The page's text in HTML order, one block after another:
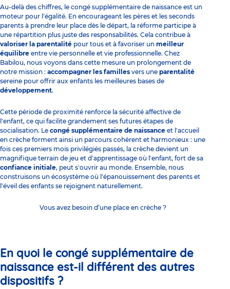
Au-delà des chiffres, le congé supplémentaire de naissance est un
moteur pour l'égalité. En encourageant les pères et les seconds
parents à prendre leur place dès le départ, la réforme participe à
une répartition plus juste des responsabilités. Cela contribue à
valoriser la parentalité pour tous et à favoriser un meilleur
équilibre entre vie personnelle et vie professionnelle. Chez
Babilou, nous voyons dans cette mesure un prolongement de
notre mission : accompagner les familles vers une parentalité
sereine pour offrir aux enfants les meilleures bases de
développement.
Cette période de proximité renforce la sécurité affective de
l'enfant, ce qui facilite grandement ses futures étapes de
socialisation. Le congé supplémentaire de naissance et l'accueil
en crèche forment ainsi un parcours cohérent et harmonieux : une
fois ces premiers mois privilégiés passés, la crèche devient un
magnifique terrain de jeu et d'apprentissage où l'enfant, fort de sa
confiance initiale, peut s'ouvrir au monde. Ensemble, nous
construisons un écosystème où l'épanouissement des parents et
l'éveil des enfants se rejoignent naturellement.
Vous avez besoin d’une place en crèche ?
En quoi le congé supplémentaire de
naissance est-il différent des autres
dispositifs ?